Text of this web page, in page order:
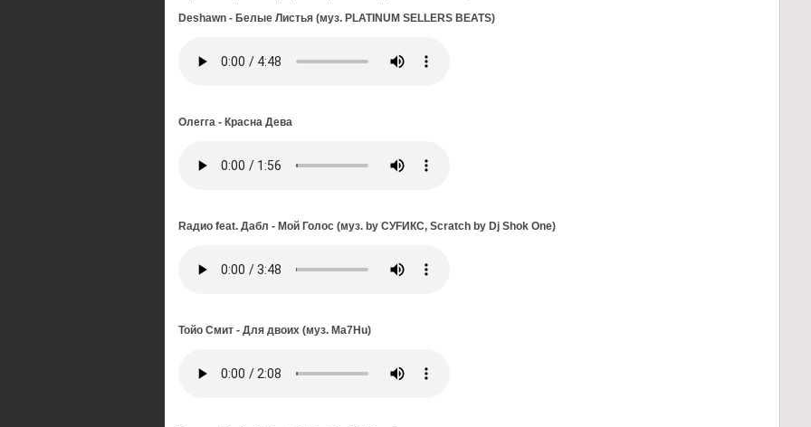
Deshawn - Белые Листья (муз. PLATINUM SELLERS BEATS)
Олегга - Красна Дева
Rадио feat. Дабл - Мой Голос (муз. by СУFИКС, Scratch by Dj Shok One)
Тойо Смит - Для двоих (муз. Ма7Hu)